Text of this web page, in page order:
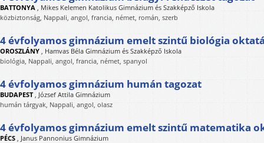
BATTONYA , Mikes Kelemen Katolikus Gimnázium és Szakképző Iskola
közbiztonság, Nappali, angol, francia, német, román, szerb
4 évfolyamos gimnázium emelt szintű biológia
OROSZLÁNY , Hamvas Béla Gimnázium és Szakképző Iskola
biológia, Nappali, angol, francia, német, spanyol
4 évfolyamos gimnázium humán tagozat
BUDAPEST, József Attila Gimnázium
humán tárgyak, Nappali, angol, olasz
4 évfolyamos gimnázium emelt szintű matematika
PÉCS , Janus Pannonius Gimnázium